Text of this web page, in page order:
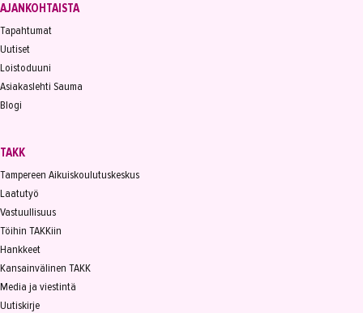
AJANKOHTAISTA
Tapahtumat
Uutiset
Loistoduuni
Asiakaslehti Sauma
Blogi
TAKK
Tampereen Aikuiskoulutuskeskus
Laatutyö
Vastuullisuus
Töihin TAKKiin
Hankkeet
Kansainvälinen TAKK
Media ja viestintä
Uutiskirje